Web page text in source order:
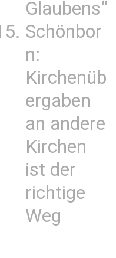
Glaubens“
Schönbor
n:
Kirchenüb
ergaben
an andere
Kirchen
ist der
richtige
Weg